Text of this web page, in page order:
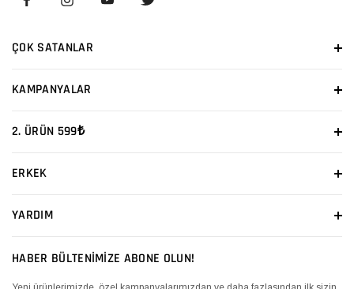
ÇOK SATANLAR
KAMPANYALAR
2. ÜRÜN 599₺
ERKEK
YARDIM
HABER BÜLTENİMİZE ABONE OLUN!